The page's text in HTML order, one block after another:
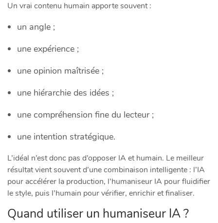
Un vrai contenu humain apporte souvent :
un angle ;
une expérience ;
une opinion maîtrisée ;
une hiérarchie des idées ;
une compréhension fine du lecteur ;
une intention stratégique.
L’idéal n’est donc pas d’opposer IA et humain. Le meilleur
résultat vient souvent d’une combinaison intelligente : l’IA
pour accélérer la production, l’humaniseur IA pour fluidifier
le style, puis l’humain pour vérifier, enrichir et finaliser.
Quand utiliser un humaniseur IA ?